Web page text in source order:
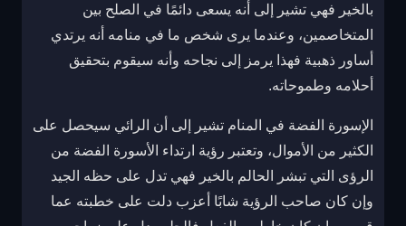
بالخير فهي تشير إلى أنه يسعى دائمًا في الصلح بين
المتخاصمين، وعندما يرى شخص ما في منامه أنه يرتدي
أساور ذهبية فهذا يرمز إلى نجاحه وأنه سيقوم بتحقيق
أحلامه وطموحاته.
الإسورة الفضة في المنام تشير إلى أن الرائي سيحصل على
الكثير من الأموال، وتعتبر رؤية ارتداء الأسورة الفضة من
الرؤى التي تبشر الحالم بالخير فهي تدل على حظه الجيد
وإن كان صاحب الرؤية شابًا أعزب دلت على خطبته عما